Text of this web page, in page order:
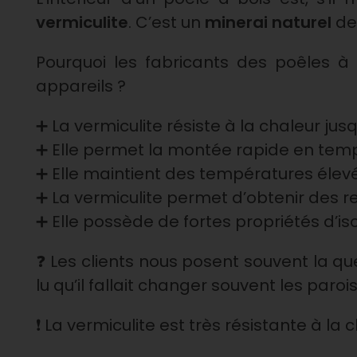
e
m
i
c
u
l
vermiculite. C’est un minerai naturel
Pourquoi les fabricants des poêles
appareils ?
➕ La vermiculite résiste à la chaleur
➕ Elle permet la montée rapide en
➕ Elle maintient des températures
➕ La vermiculite permet d’obtenir des
➕ Elle possède de fortes propriétés
❓ Les clients nous posent souvent la
lu qu’il fallait changer souvent les
❗️ La vermiculite est très résistante à